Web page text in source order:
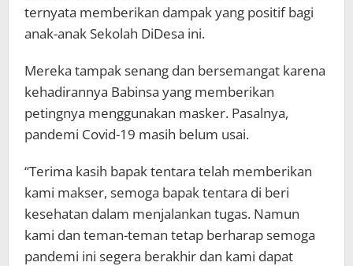
ternyata memberikan dampak yang positif bagi
anak-anak Sekolah DiDesa ini.
Mereka tampak senang dan bersemangat karena
kehadirannya Babinsa yang memberikan
petingnya menggunakan masker. Pasalnya,
pandemi Covid-19 masih belum usai.
“Terima kasih bapak tentara telah memberikan
kami makser, semoga bapak tentara di beri
kesehatan dalam menjalankan tugas. Namun
kami dan teman-teman tetap berharap semoga
pandemi ini segera berakhir dan kami dapat